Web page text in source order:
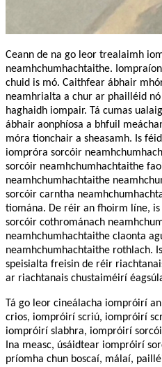
Ceann de na go leor trealaimh
neamhchumhachtaithe.
chuid is mó. Caithfear ábhair
neamhrialta a chur ar phailléid
haghaidh iompair. Tá cumas
ábhair aonphíosa a bhfuil
móra tionchair a sheasamh. Is
iompróra sorcóir
sorcóir neamhchumhachtaithe
neamhchumhachtaithe
sorcóir carntha
tiomána. De réir an fhoirm líne,
sorcóir cothrománach
neamhchumhachtaithe claonta
neamhchumhachtaithe rothlach.
speisialta freisin de réir
ar riachtanais chustaiméirí
Tá go leor cineálacha iompróirí
crios, iompróirí scriú, iompróirí
iompróirí slabhra, iompróirí
Ina measc, úsáidtear iompróirí
príomha chun boscaí, málaí,